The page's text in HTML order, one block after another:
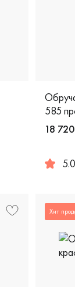
585
18
5.0
Хит